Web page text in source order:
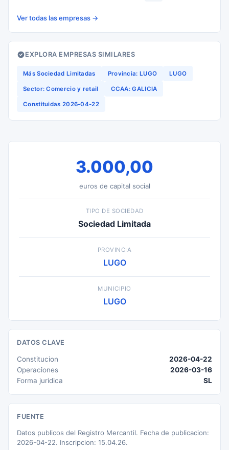
Ver todas las empresas →
EXPLORA EMPRESAS SIMILARES
Más Sociedad Limitadas Provincia: LUGO LUGO
Sector: Comercio y retail CCAA: GALICIA
Constituidas 2026-04-22
3.000,00
euros de capital social
TIPO DE SOCIEDAD
Sociedad Limitada
PROVINCIA
LUGO
MUNICIPIO
LUGO
DATOS CLAVE
Constitucion
2026-04-22
Operaciones
2026-03-16
Forma juridica
SL
FUENTE
Datos publicos del Registro Mercantil. Fecha de publicacion:
2026-04-22. Inscripcion: 15.04.26.